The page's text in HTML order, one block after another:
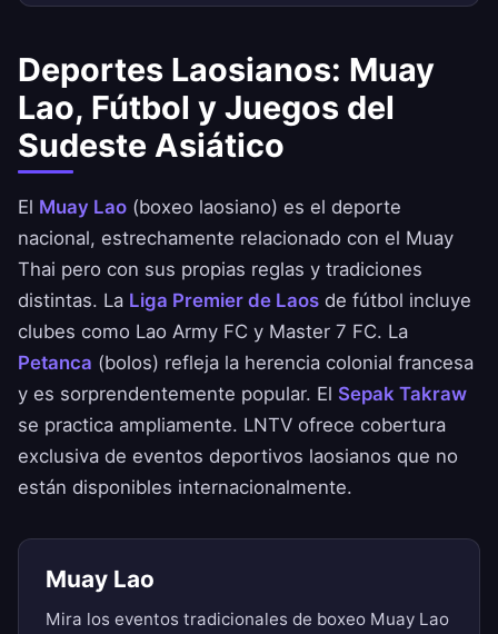
Deportes Laosianos: Muay
Lao, Fútbol y Juegos del
Sudeste Asiático
El Muay Lao (boxeo laosiano) es el deporte
nacional, estrechamente relacionado con el Muay
Thai pero con sus propias reglas y tradiciones
distintas. La Liga Premier de Laos de fútbol incluye
clubes como Lao Army FC y Master 7 FC. La
Petanca (bolos) refleja la herencia colonial francesa
y es sorprendentemente popular. El Sepak Takraw
se practica ampliamente. LNTV ofrece cobertura
exclusiva de eventos deportivos laosianos que no
están disponibles internacionalmente.
Muay Lao
Mira los eventos tradicionales de boxeo Muay Lao